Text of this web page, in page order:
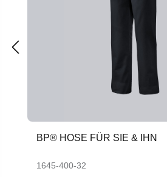
BP® HOSE FÜR SIE & IHN
1645-400-32